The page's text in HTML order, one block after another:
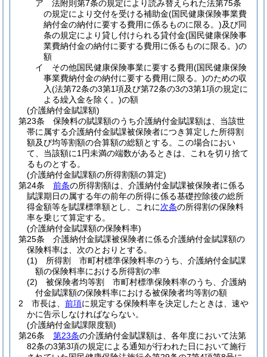
ア
法附則第7条の規定により読み替えられた法第75条
の規定により交付を受ける補助金(国民健康保険事業費
納付金の納付に要する費用に係るものに限る。)及び同
条の規定により貸し付けられる貸付金(国民健康保険事
業費納付金の納付に要する費用に係るものに限る。)の
額
イ
その他国民健康保険事業に要する費用(国民健康保険
事業費納付金の納付に要する費用に限る。)のための収
入(法第72条の3第1項及び第72条の3の3第1項の規定に
よる繰入金を除く。)の額
(介護納付金賦課額)
第23条
保険料の賦課額のうち介護納付金賦課額は、当該世
帯に属する介護納付金賦課被保険者につき算定した所得割
額及び均等割額の合算額の総額とする。
この場合におい
て、当該額に1円未満の端数があるときは、これを切り捨て
るものとする。
(介護納付金賦課額の所得割額の算定)
第24条
前条の所得割額は、介護納付金賦課被保険者に係る
賦課期日の属する年の前年の所得に係る基礎控除後の総所
得金額等を賦課標準額とし、これに次条の所得割の保険料
率を乗じて算定する。
(介護納付金賦課額の保険料率)
第25条
介護納付金賦課被保険者に係る介護納付金賦課額の
保険料率は、次のとおりとする。
(1)
所得割 市町村標準保険料率のうち、介護納付金賦課
額の保険料率における所得割の率
(2)
被保険者均等割 市町村標準保険料率のうち、介護納
付金賦課額の保険料率における被保険者均等割の額
2
市長は、 前項に規定する保険料率を決定したときは、速や
かに告示しなければならない。
(介護納付金賦課限度額)
第26条
第23条の介護納付金賦課額は、各年度において法第
82条の3第3項の規定による通知が行われた日において施行